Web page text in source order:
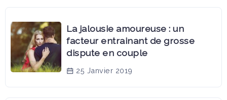
La jalousie amoureuse : un
facteur entrainant de grosse
dispute en couple
25 Janvier 2019